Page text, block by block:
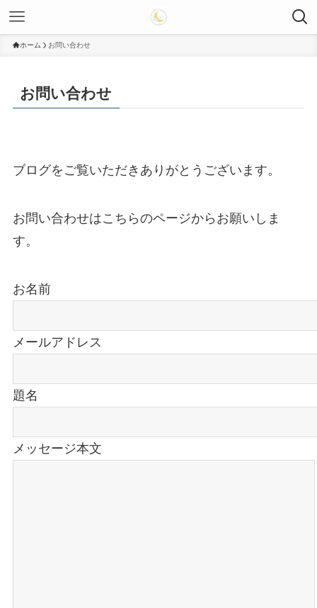
ホーム お問い合わせ
お問い合わせ
ブログをご覧いただきありがとうございます。
お問い合わせはこちらのページからお願いしま
す。
お名前
メールアドレス
題名
メッセージ本文